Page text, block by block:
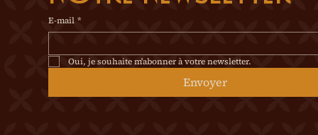
E-mail *
Oui, je souhaite m'abonner à votre newsletter.
Envoyer